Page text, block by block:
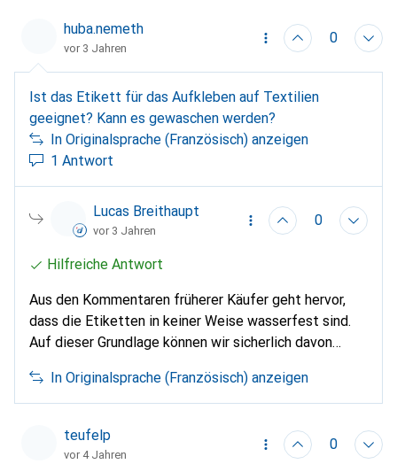
huba.nemeth
vor 3 Jahren
0
Ist das Etikett für das Aufkleben auf Textilien
geeignet? Kann es gewaschen werden?
In Originalsprache (Französisch) anzeigen
1 Antwort
Lucas Breithaupt
vor 3 Jahren
0
Hilfreiche Antwort
Aus den Kommentaren früherer Käufer geht hervor,
dass die Etiketten in keiner Weise wasserfest sind.
Auf dieser Grundlage können wir sicherlich davon
Textilverklebung geeignet sind.
In Originalsprache (Französisch) anzeigen
teufelp
vor 4 Jahren
0